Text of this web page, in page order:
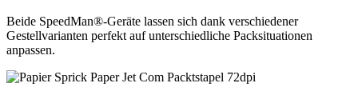
Beide SpeedMan®-Geräte lassen sich dank verschiedener
Gestellvarianten perfekt auf unterschiedliche Packsituationen
anpassen.